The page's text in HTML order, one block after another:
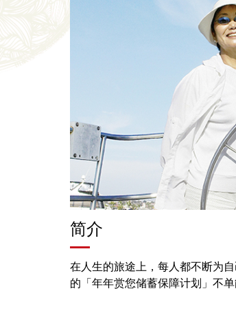
简介
在人生的旅途上，每人都不断为
的「年年赏您储蓄保障计划」不